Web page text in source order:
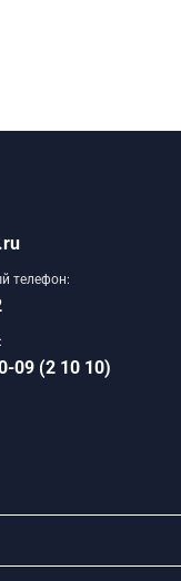
телефон:
09 (2 10 10)